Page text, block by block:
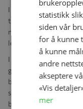
I gaveesken finner
tilpasset små hender.
materiale som tåler
lenge og følge barnet
I tillegg til tallerken og
gripevennlig skje og
bestikkene gjør det
selvstendig. Med sine
barna muligheten til å
statistikk
siden vår
for å kunne
å kunne
andre
akseptere
«Vis
mer